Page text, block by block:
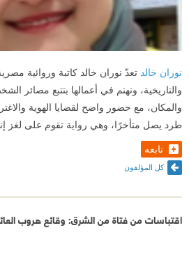
نوران خالد تعدّ نوران خالد كاتبة وروائية
والتاريخية، وتهتم في أعمالها بتتبع مصائر
والمكان، مع حضور واضح لقضايا الهوية
طرد يصل متأخرًا، وهي رواية تقوم على لغز
تابعه
كل المؤلفون
اقتباسات من فتاة من الشرق: وقائع هروب